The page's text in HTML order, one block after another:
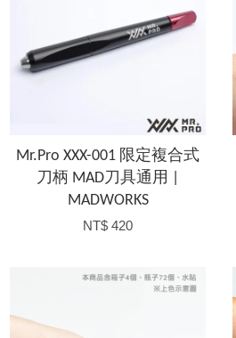
Mr.Pro XXX-001 限定複合式
刀柄 MAD刀具通用 |
MADWORKS
NT$ 420